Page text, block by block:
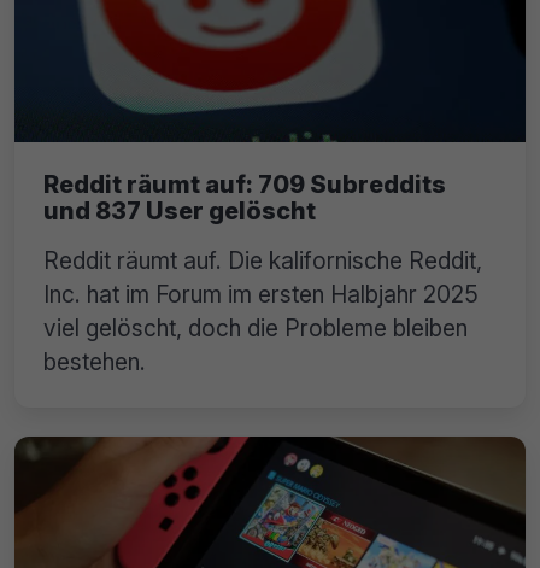
Reddit räumt auf: 709 Subreddits
und 837 User gelöscht
Reddit räumt auf. Die kalifornische Reddit,
Inc. hat im Forum im ersten Halbjahr 2025
viel gelöscht, doch die Probleme bleiben
bestehen.